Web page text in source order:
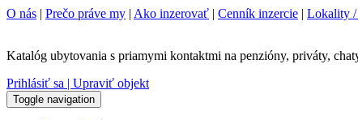
O nás | Prečo práve my | Ako inzerovať | Cenník inzercie | Lokality /
Katalóg ubytovania s priamymi kontaktmi na penzióny, priváty,
Prihlásiť sa | Upraviť objekt
Toggle navigation